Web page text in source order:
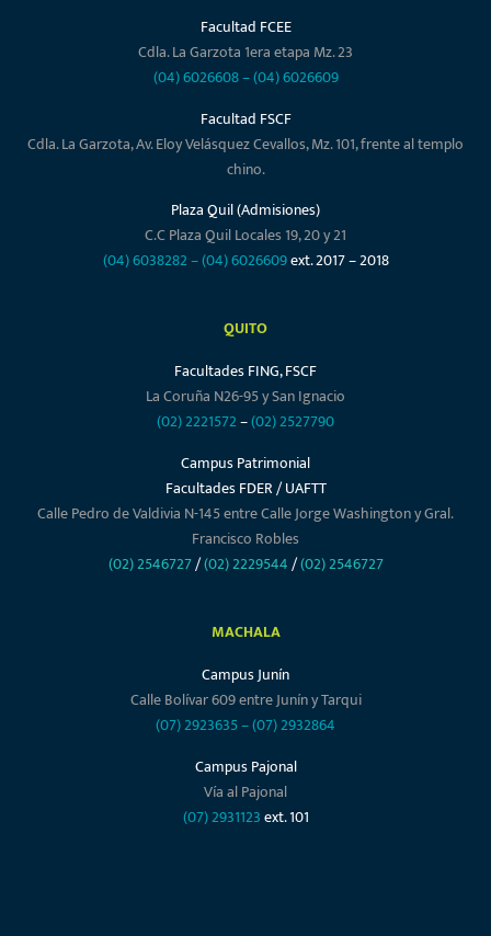
Facultad FCEE
Cdla. La Garzota 1era etapa Mz. 23
(04) 6026608–(04) 6026609
Facultad FSCF
Cdla. La Garzota, Av. Eloy Velásquez Cevallos, Mz. 101, frente al templo
chino.
Plaza Quil (Admisiones)
C.C Plaza Quil Locales 19, 20 y 21
(04) 6038282–(04) 6026609ext. 2017 – 2018
QUITO
Facultades FING, FSCF
La Coruña N26-95 y San Ignacio
(02) 2221572–(02) 2527790
Campus Patrimonial
Facultades FDER / UAFTT
Calle Pedro de Valdivia N-145 entre Calle Jorge Washington y Gral.
Francisco Robles
(02) 2546727/(02) 2229544/(02) 2546727
MACHALA
Campus Junín
Calle Bolívar 609 entre Junín y Tarqui
(07) 2923635–(07) 2932864
Campus Pajonal
Vía al Pajonal
(07) 2931123ext. 101